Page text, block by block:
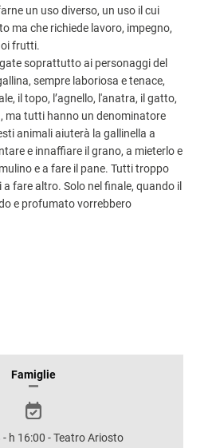
un uso diverso, un uso il cui
ma che richiede lavoro, impegno,
frutti.
soprattutto ai personaggi del
sempre laboriosa e tenace,
il topo, l’agnello, l'anatra, il gatto,
ma tutti hanno un denominatore
animali aiuterà la gallinella a
e innaffiare il grano, a mieterlo e
e a fare il pane. Tutti troppo
fare altro. Solo nel finale, quando il
e profumato vorrebbero
Famiglie
h 16:00 - Teatro Ariosto